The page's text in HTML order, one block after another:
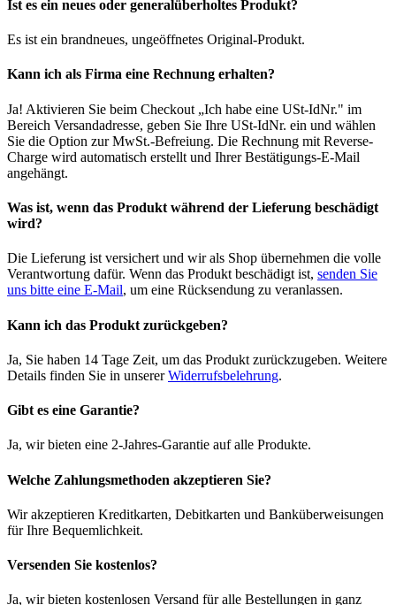
Ist es ein neues oder generalüberholtes Produkt?
Es ist ein brandneues, ungeöffnetes Original-Produkt.
Kann ich als Firma eine Rechnung erhalten?
Ja! Aktivieren Sie beim Checkout „Ich habe eine USt-IdNr." im
Bereich Versandadresse, geben Sie Ihre USt-IdNr. ein und wählen
Sie die Option zur MwSt.-Befreiung. Die Rechnung mit Reverse-
Charge wird automatisch erstellt und Ihrer Bestätigungs-E-Mail
angehängt.
Was ist, wenn das Produkt während der Lieferung beschädigt
wird?
Die Lieferung ist versichert und wir als Shop übernehmen die volle
Verantwortung dafür. Wenn das Produkt beschädigt ist, senden Sie
uns bitte eine E-Mail, um eine Rücksendung zu veranlassen.
Kann ich das Produkt zurückgeben?
Ja, Sie haben 14 Tage Zeit, um das Produkt zurückzugeben. Weitere
Details finden Sie in unsererWiderrufsbelehrung.
Gibt es eine Garantie?
Ja, wir bieten eine 2-Jahres-Garantie auf alle Produkte.
Welche Zahlungsmethoden akzeptieren Sie?
Wir akzeptieren Kreditkarten, Debitkarten und Banküberweisungen
für Ihre Bequemlichkeit.
Versenden Sie kostenlos?
Ja, wir bieten kostenlosen Versand für alle Bestellungen in ganz